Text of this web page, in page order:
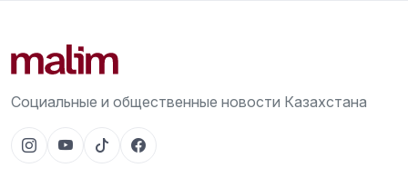
Социальные и общественные новости Казахстана